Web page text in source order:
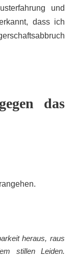
und
dass ich
das
heraus, raus
stillen Leiden.